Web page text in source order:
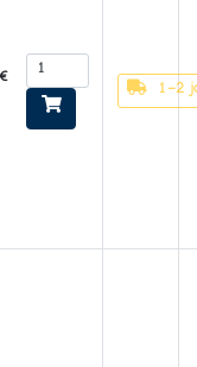
1-2